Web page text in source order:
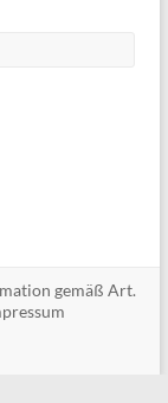
gemäß Art.